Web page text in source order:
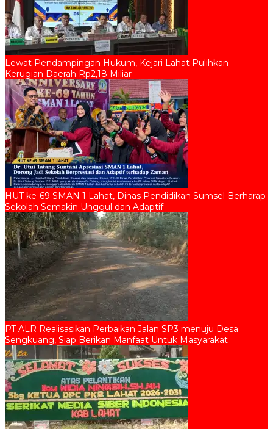
Lewat Pendampingan Hukum, Kejari Lahat Pulihkan
Kerugian Daerah Rp2,18 Miliar
HUT ke-69 SMAN 1 Lahat, Dinas Pendidikan Sumsel Berharap
Sekolah Semakin Unggul dan Adaptif
PT ALR Realisasikan Perbaikan Jalan SP3 menuju Desa
Sengkuang, Siap Berikan Manfaat Untuk Masyarakat